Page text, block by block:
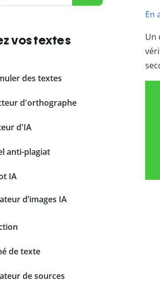
vos textes
des textes
d'orthographe
d'IA
anti-plagiat
IA
d’images IA
de texte
de sources
En
Un